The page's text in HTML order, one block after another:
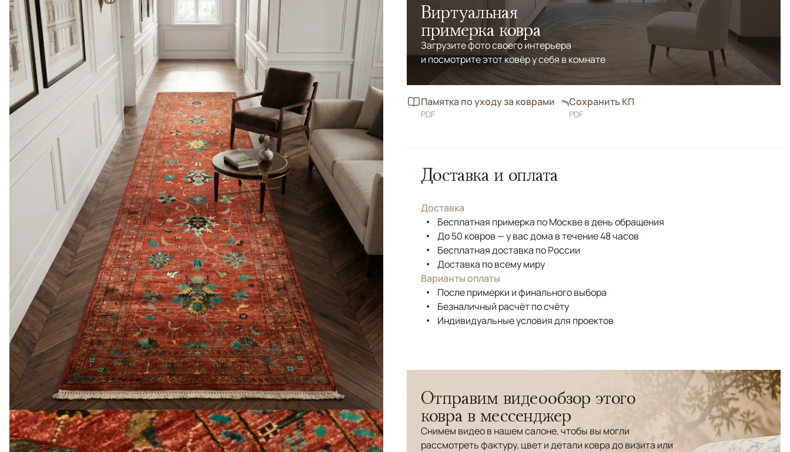
Виртуальная
примерка ковра
Загрузите фото своего интерьера
и посмотрите этот ковёр у себя в комнате
Памятка по уходу за коврами
PDF
Сохранить КП
PDF
Доставка и оплата
Доставка
Бесплатная примерка по Москве в день обращения
До 50 ковров — у вас дома в течение 48 часов
Бесплатная доставка по России
Доставка по всему миру
Варианты оплаты
После примерки и финального выбора
Безналичный расчёт по счёту
Индивидуальные условия для проектов
Отправим видеообзор этого
ковра в мессенджер
Снимем видео в нашем салоне, чтобы вы могли
рассмотреть фактуру, цвет и детали ковра до визита или